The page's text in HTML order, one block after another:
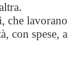
che
con spese,